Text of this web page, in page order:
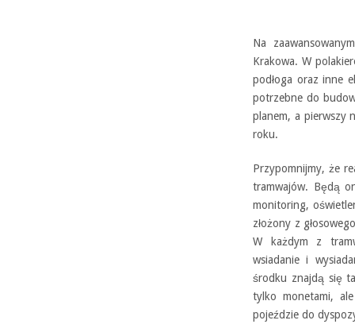
Na
Krakowa. W
podłoga oraz inne
potrzebne do
planem, a pierwszy
roku.
Przypomnijmy, że
tramwajów. Będą
monitoring,
złożony z
W każdym z
wsiadanie i
środku znajdą się
tylko monetami,
pojeździe do